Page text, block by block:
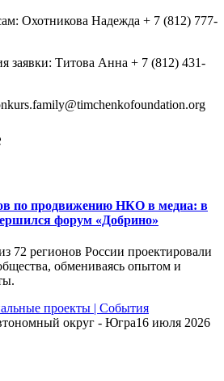
Охотникова Надежда + 7 (812) 777-
заявки: Титова Анна + 7 (812) 431-
по продвижению НКО в медиа: в
форум «Добрино»
72 регионов России проектировали
обмениваясь опытом и
проекты | События
округ - Югра16 июля 2026